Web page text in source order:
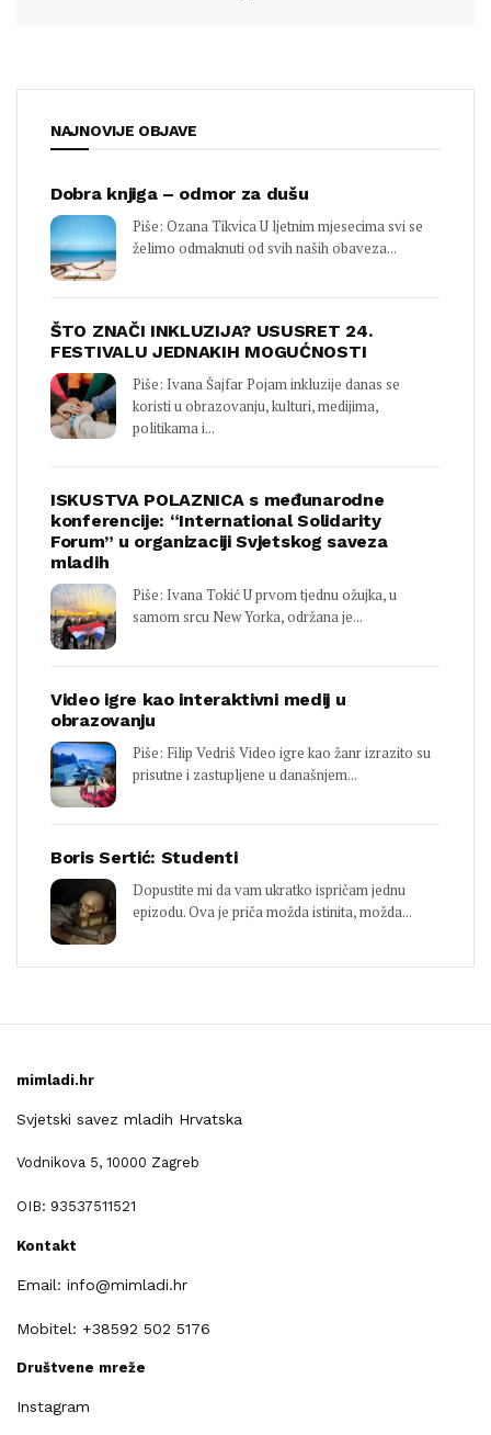
NAJNOVIJE OBJAVE
Dobra knjiga – odmor za dušu
Piše: Ozana Tikvica U ljetnim mjesecima svi se
želimo odmaknuti od svih naših obaveza...
ŠTO ZNAČI INKLUZIJA? USUSRET 24.
FESTIVALU JEDNAKIH MOGUĆNOSTI
Piše: Ivana Šajfar Pojam inkluzije danas se
koristi u obrazovanju, kulturi, medijima,
politikama i...
ISKUSTVA POLAZNICA s međunarodne
konferencije: “International Solidarity
Forum” u organizaciji Svjetskog saveza
mladih
Piše: Ivana Tokić U prvom tjednu ožujka, u
samom srcu New Yorka, održana je...
Video igre kao interaktivni medij u
obrazovanju
Piše: Filip Vedriš Video igre kao žanr izrazito su
prisutne i zastupljene u današnjem...
Boris Sertić: Studenti
Dopustite mi da vam ukratko ispričam jednu
epizodu. Ova je priča možda istinita, možda...
mimladi.hr
Svjetski savez mladih Hrvatska
Vodnikova 5, 10000 Zagreb
OIB: 93537511521
Kontakt
Email: info@mimladi.hr
Mobitel: +38592 502 5176
Društvene mreže
Instagram